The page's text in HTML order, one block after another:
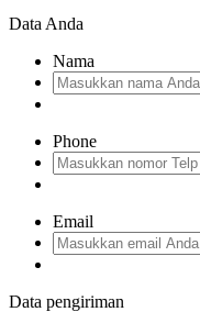
Data Anda
Nama
Phone
Email
Data pengiriman